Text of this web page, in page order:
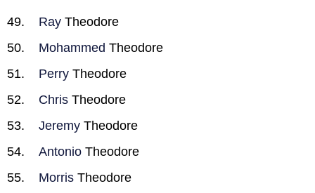
Ray Theodore
Mohammed Theodore
Perry Theodore
Chris Theodore
Jeremy Theodore
Antonio Theodore
Morris Theodore